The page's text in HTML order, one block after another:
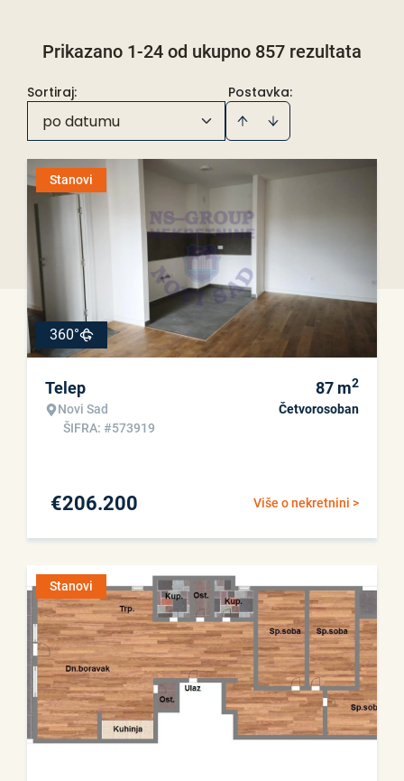
Prikazano 1-24 od ukupno 857 rezultata
Postavka:
Sortiraj:
po datumu
Stanovi
360°
Telep
Novi Sad
ŠIFRA: #573919
87 m2
Četvorosoban
Više o nekretnini >
€206.200
Stanovi